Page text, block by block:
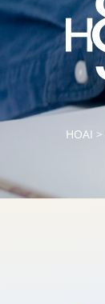
HOAI >